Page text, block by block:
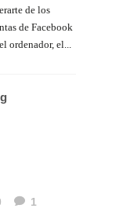
de los
de Facebook
ordenador, el...
1